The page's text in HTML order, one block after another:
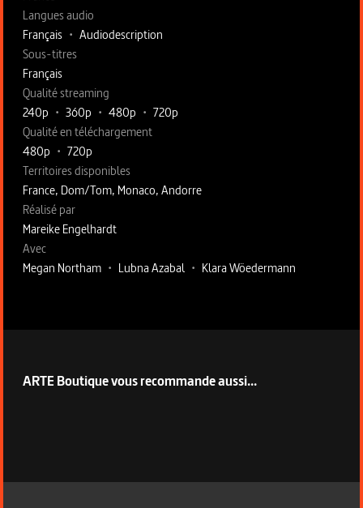
Langues audio
Français • Audiodescription
Sous-titres
Français
Qualité streaming
240p • 360p • 480p • 720p
Qualité en téléchargement
480p • 720p
Territoires disponibles
France, Dom/Tom, Monaco, Andorre
Fiche technique section droite
Réalisé par
Mareike Engelhardt
Avec
Megan Northam • Lubna Azabal • Klara Wöedermann
ARTE Boutique vous recommande aussi...